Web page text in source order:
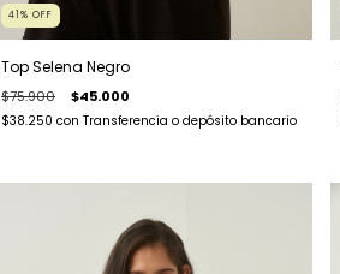
41 % OFF
Top Selena Negro
$75.900 $45.000
$38.250 con Transferencia o depósito bancario